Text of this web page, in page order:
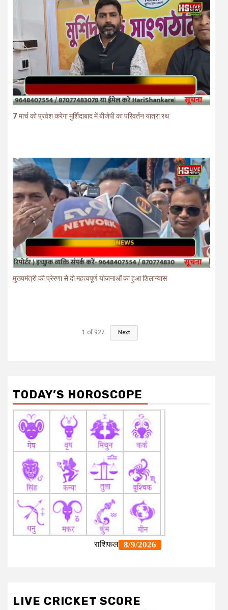
7 मार्च को प्रवेश करेगा मुर्शिदाबाद में बीजेपी का परिवर्तन यात्रा रथ
मुख्यमंत्री की प्रेरणा से दो महत्वपूर्ण योजनाओं का हुआ शिलान्यास
1 of 927 Next
TODAY’S HOROSCOPE
LIVE CRICKET SCORE